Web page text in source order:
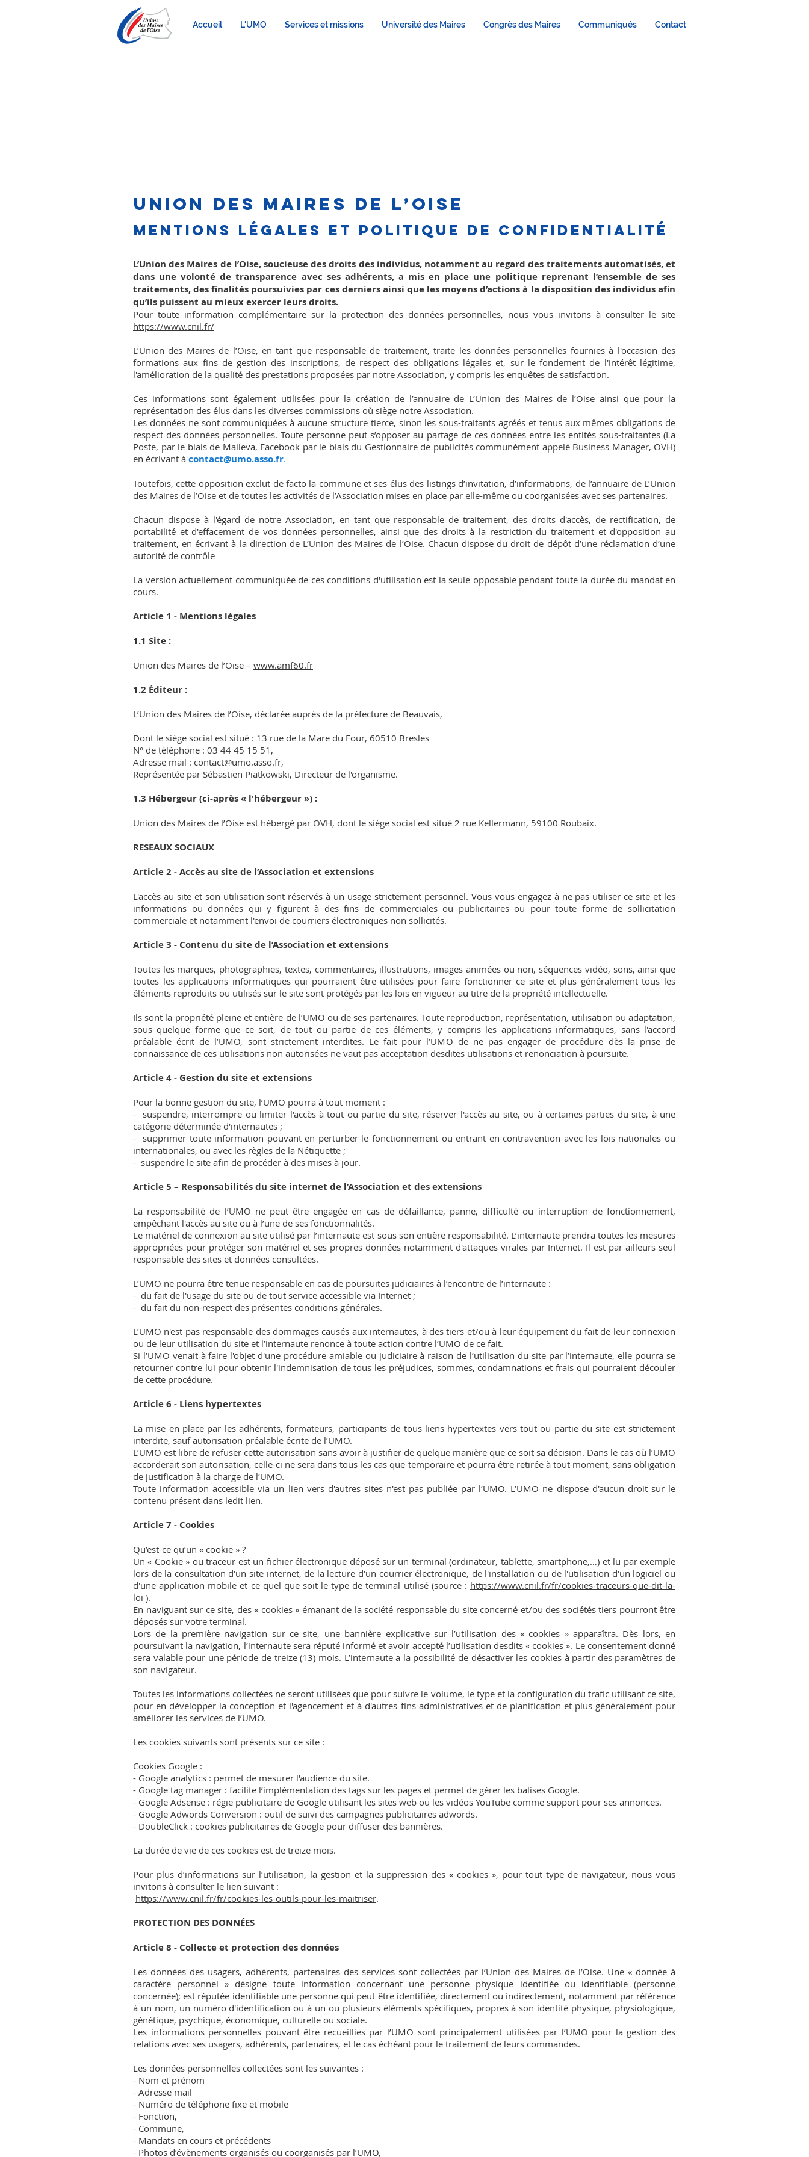
Accueil L'UMO Services et missions Université des Maires Congrès des Maires Communiqués Contact
UNION DES MAIRES DE L’OISE
Mentions légales et politique de confidentialité
L’Union des Maires de l’Oise, soucieuse des droits des individus, notamment au regard des traitements automatisés, et
dans une volonté de transparence avec ses adhérents, a mis en place une politique reprenant l’ensemble de ses
traitements, des finalités poursuivies par ces derniers ainsi que les moyens d’actions à la disposition des individus afin
qu’ils puissent au mieux exercer leurs droits.
Pour toute information complémentaire sur la protection des données personnelles, nous vous invitons à consulter le site
https://www.cnil.fr/
L’Union des Maires de l’Oise, en tant que responsable de traitement, traite les données personnelles fournies à l'occasion des
formations aux fins de gestion des inscriptions, de respect des obligations légales et, sur le fondement de l'intérêt légitime,
l'amélioration de la qualité des prestations proposées par notre Association, y compris les enquêtes de satisfaction.
Ces informations sont également utilisées pour la création de l’annuaire de L’Union des Maires de l’Oise ainsi que pour la
représentation des élus dans les diverses commissions où siège notre Association.
Les données ne sont communiquées à aucune structure tierce, sinon les sous-traitants agréés et tenus aux mêmes obligations de
respect des données personnelles. Toute personne peut s’opposer au partage de ces données entre les entités sous-traitantes (La
Poste, par le biais de Maileva, Facebook par le biais du Gestionnaire de publicités communément appelé Business Manager, OVH)
en écrivant à contact@umo.asso.fr.
Toutefois, cette opposition exclut de facto la commune et ses élus des listings d’invitation, d’informations, de l’annuaire de L’Union
des Maires de l’Oise et de toutes les activités de l’Association mises en place par elle-même ou coorganisées avec ses partenaires.
Chacun dispose à l'égard de notre Association, en tant que responsable de traitement, des droits d'accès, de rectification, de
portabilité et d'effacement de vos données personnelles, ainsi que des droits à la restriction du traitement et d'opposition au
traitement, en écrivant à la direction de L’Union des Maires de l’Oise. Chacun dispose du droit de dépôt d’une réclamation d’une
autorité de contrôle
La version actuellement communiquée de ces conditions d'utilisation est la seule opposable pendant toute la durée du mandat en
cours.
Article 1 - Mentions légales
1.1 Site :
Union des Maires de l’Oise – www.amf60.fr
1.2 Éditeur :
L’Union des Maires de l’Oise, déclarée auprès de la préfecture de Beauvais,
Dont le siège social est situé : 13 rue de la Mare du Four, 60510 Bresles
N° de téléphone : 03 44 45 15 51,
Adresse mail : contact@umo.asso.fr,
Représentée par Sébastien Piatkowski, Directeur de l'organisme.
1.3 Hébergeur (ci-après « l'hébergeur ») :
Union des Maires de l’Oise est hébergé par OVH, dont le siège social est situé 2 rue Kellermann, 59100 Roubaix.
RESEAUX SOCIAUX
Article 2 - Accès au site de l’Association et extensions
L'accès au site et son utilisation sont réservés à un usage strictement personnel. Vous vous engagez à ne pas utiliser ce site et les
informations ou données qui y figurent à des fins de commerciales ou publicitaires ou pour toute forme de sollicitation
commerciale et notamment l'envoi de courriers électroniques non sollicités.
Article 3 - Contenu du site de l’Association et extensions
Toutes les marques, photographies, textes, commentaires, illustrations, images animées ou non, séquences vidéo, sons, ainsi que
toutes les applications informatiques qui pourraient être utilisées pour faire fonctionner ce site et plus généralement tous les
éléments reproduits ou utilisés sur le site sont protégés par les lois en vigueur au titre de la propriété intellectuelle.
Ils sont la propriété pleine et entière de l’UMO ou de ses partenaires. Toute reproduction, représentation, utilisation ou adaptation,
sous quelque forme que ce soit, de tout ou partie de ces éléments, y compris les applications informatiques, sans l'accord
préalable écrit de l’UMO, sont strictement interdites. Le fait pour l’UMO de ne pas engager de procédure dès la prise de
connaissance de ces utilisations non autorisées ne vaut pas acceptation desdites utilisations et renonciation à poursuite.
Article 4 - Gestion du site et extensions
Pour la bonne gestion du site, l’UMO pourra à tout moment :
- suspendre, interrompre ou limiter l'accès à tout ou partie du site, réserver l'accès au site, ou à certaines parties du site, à une
catégorie déterminée d'internautes ;
- supprimer toute information pouvant en perturber le fonctionnement ou entrant en contravention avec les lois nationales ou
internationales, ou avec les règles de la Nétiquette ;
- suspendre le site afin de procéder à des mises à jour.
Article 5 – Responsabilités du site internet de l’Association et des extensions
La responsabilité de l’UMO ne peut être engagée en cas de défaillance, panne, difficulté ou interruption de fonctionnement,
empêchant l'accès au site ou à l’une de ses fonctionnalités.
Le matériel de connexion au site utilisé par l’internaute est sous son entière responsabilité. L’internaute prendra toutes les mesures
appropriées pour protéger son matériel et ses propres données notamment d'attaques virales par Internet. Il est par ailleurs seul
responsable des sites et données consultées.
L’UMO ne pourra être tenue responsable en cas de poursuites judiciaires à l’encontre de l’internaute :
- du fait de l'usage du site ou de tout service accessible via Internet ;
- du fait du non-respect des présentes conditions générales.
L’UMO n'est pas responsable des dommages causés aux internautes, à des tiers et/ou à leur équipement du fait de leur connexion
ou de leur utilisation du site et l’internaute renonce à toute action contre l’UMO de ce fait.
Si l’UMO venait à faire l'objet d'une procédure amiable ou judiciaire à raison de l’utilisation du site par l’internaute, elle pourra se
retourner contre lui pour obtenir l'indemnisation de tous les préjudices, sommes, condamnations et frais qui pourraient découler
de cette procédure.
Article 6 - Liens hypertextes
La mise en place par les adhérents, formateurs, participants de tous liens hypertextes vers tout ou partie du site est strictement
interdite, sauf autorisation préalable écrite de l’UMO.
L’UMO est libre de refuser cette autorisation sans avoir à justifier de quelque manière que ce soit sa décision. Dans le cas où l’UMO
accorderait son autorisation, celle-ci ne sera dans tous les cas que temporaire et pourra être retirée à tout moment, sans obligation
de justification à la charge de l’UMO.
Toute information accessible via un lien vers d'autres sites n'est pas publiée par l’UMO. L’UMO ne dispose d'aucun droit sur le
contenu présent dans ledit lien.
Article 7 - Cookies
Qu’est-ce qu’un « cookie » ?
Un « Cookie » ou traceur est un fichier électronique déposé sur un terminal (ordinateur, tablette, smartphone,…) et lu par exemple
lors de la consultation d'un site internet, de la lecture d'un courrier électronique, de l'installation ou de l'utilisation d'un logiciel ou
d'une application mobile et ce quel que soit le type de terminal utilisé (source : https://www.cnil.fr/fr/cookies-traceurs-que-dit-la-
loi ).
En naviguant sur ce site, des « cookies » émanant de la société responsable du site concerné et/ou des sociétés tiers pourront être
déposés sur votre terminal.
Lors de la première navigation sur ce site, une bannière explicative sur l’utilisation des « cookies » apparaîtra. Dès lors, en
poursuivant la navigation, l’internaute sera réputé informé et avoir accepté l’utilisation desdits « cookies ». Le consentement donné
sera valable pour une période de treize (13) mois. L’internaute a la possibilité de désactiver les cookies à partir des paramètres de
son navigateur.
Toutes les informations collectées ne seront utilisées que pour suivre le volume, le type et la configuration du trafic utilisant ce site,
pour en développer la conception et l'agencement et à d'autres fins administratives et de planification et plus généralement pour
améliorer les services de l’UMO.
Les cookies suivants sont présents sur ce site :
Cookies Google :
- Google analytics : permet de mesurer l'audience du site.
- Google tag manager : facilite l’implémentation des tags sur les pages et permet de gérer les balises Google.
- Google Adsense : régie publicitaire de Google utilisant les sites web ou les vidéos YouTube comme support pour ses annonces.
- Google Adwords Conversion : outil de suivi des campagnes publicitaires adwords.
- DoubleClick : cookies publicitaires de Google pour diffuser des bannières.
La durée de vie de ces cookies est de treize mois.
Pour plus d’informations sur l’utilisation, la gestion et la suppression des « cookies », pour tout type de navigateur, nous vous
invitons à consulter le lien suivant :
https://www.cnil.fr/fr/cookies-les-outils-pour-les-maitriser.
PROTECTION DES DONNÉES
Article 8 - Collecte et protection des données
Les données des usagers, adhérents, partenaires des services sont collectées par l’Union des Maires de l’Oise. Une « donnée à
caractère personnel » désigne toute information concernant une personne physique identifiée ou identifiable (personne
concernée); est réputée identifiable une personne qui peut être identifiée, directement ou indirectement, notamment par référence
à un nom, un numéro d'identification ou à un ou plusieurs éléments spécifiques, propres à son identité physique, physiologique,
génétique, psychique, économique, culturelle ou sociale.
Les informations personnelles pouvant être recueillies par l’UMO sont principalement utilisées par l’UMO pour la gestion des
relations avec ses usagers, adhérents, partenaires, et le cas échéant pour le traitement de leurs commandes.
Les données personnelles collectées sont les suivantes :
- Nom et prénom
- Adresse mail
- Numéro de téléphone fixe et mobile
- Fonction,
- Commune,
- Mandats en cours et précédents
- Photos d’évènements organisés ou coorganisés par l’UMO,